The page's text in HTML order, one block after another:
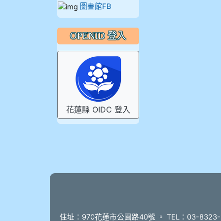
圖書館FB
OPENID 登入
花蓮縣 OIDC 登入
住址：970花蓮市公園路40號 。 TEL：03-